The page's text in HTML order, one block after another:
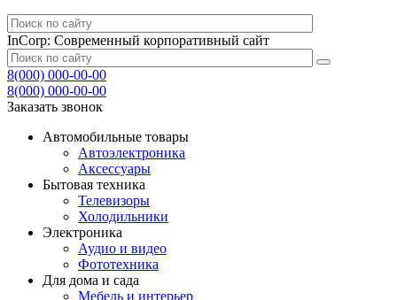
InCorp: Современный корпоративный сайт
8(000) 000-00-00
8(000) 000-00-00
Заказать звонок
Автомобильные товары
Автоэлектроника
Аксессуары
Бытовая техника
Телевизоры
Холодильники
Электроника
Аудио и видео
Фототехника
Для дома и сада
Мебель и интерьер